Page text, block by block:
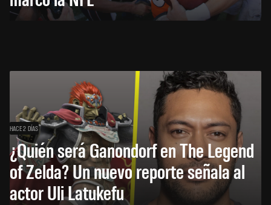
HACE 2 DÍAS
¿Quién será Ganondorf en The Legend
of Zelda? Un nuevo reporte señala al
actor Uli Latukefu